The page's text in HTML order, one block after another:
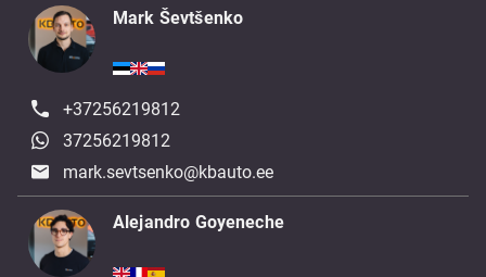
Mark Ševtšenko
+37256219812
37256219812
mark.sevtsenko@kbauto.ee
Alejandro Goyeneche